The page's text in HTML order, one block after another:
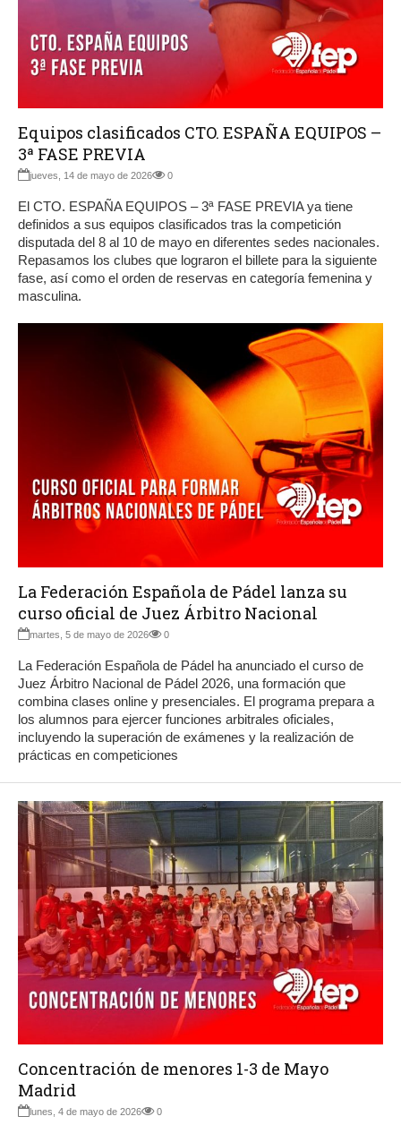
Equipos clasificados CTO. ESPAÑA EQUIPOS –
3ª FASE PREVIA
jueves, 14 de mayo de 2026 0
El CTO. ESPAÑA EQUIPOS – 3ª FASE PREVIA ya tiene
definidos a sus equipos clasificados tras la competición
disputada del 8 al 10 de mayo en diferentes sedes nacionales.
Repasamos los clubes que lograron el billete para la siguiente
fase, así como el orden de reservas en categoría femenina y
masculina.
La Federación Española de Pádel lanza su
curso oficial de Juez Árbitro Nacional
martes, 5 de mayo de 2026 0
La Federación Española de Pádel ha anunciado el curso de
Juez Árbitro Nacional de Pádel 2026, una formación que
combina clases online y presenciales. El programa prepara a
los alumnos para ejercer funciones arbitrales oficiales,
incluyendo la superación de exámenes y la realización de
prácticas en competiciones
Concentración de menores 1-3 de Mayo
Madrid
lunes, 4 de mayo de 2026 0